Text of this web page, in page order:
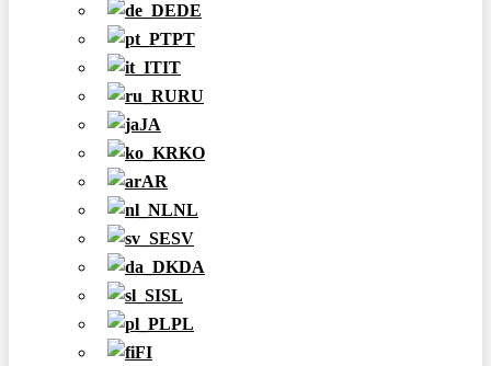
DE
PT
IT
RU
JA
KO
AR
NL
SV
DA
SL
PL
FI